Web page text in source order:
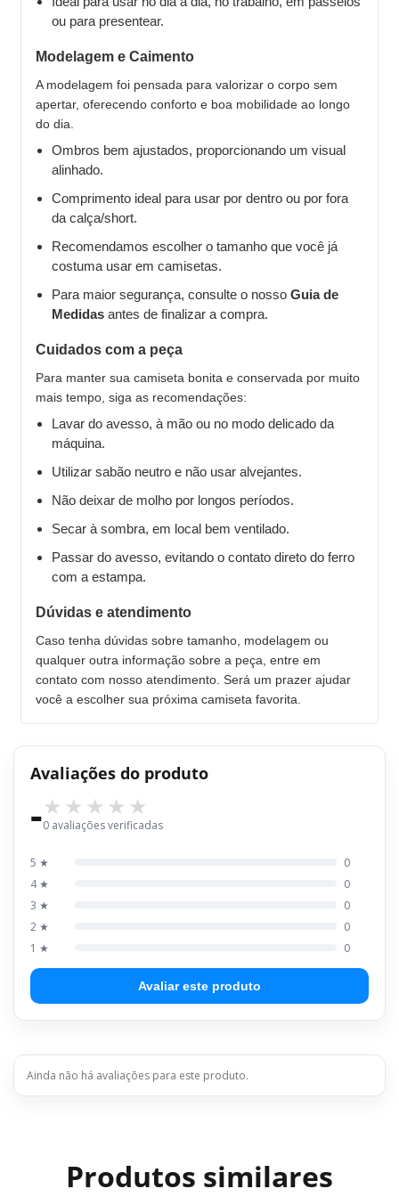
ou para presentear.
Modelagem e Caimento
A modelagem foi pensada para valorizar o corpo sem
apertar, oferecendo conforto e boa mobilidade ao longo
do dia.
Ombros bem ajustados, proporcionando um visual
alinhado.
Comprimento ideal para usar por dentro ou por fora
da calça/short.
Recomendamos escolher o tamanho que você já
costuma usar em camisetas.
Para maior segurança, consulte o nosso Guia de
Medidas antes de finalizar a compra.
Cuidados com a peça
Para manter sua camiseta bonita e conservada por muito
mais tempo, siga as recomendações:
Lavar do avesso, à mão ou no modo delicado da
máquina.
Utilizar sabão neutro e não usar alvejantes.
Não deixar de molho por longos períodos.
Secar à sombra, em local bem ventilado.
Passar do avesso, evitando o contato direto do ferro
com a estampa.
Dúvidas e atendimento
Caso tenha dúvidas sobre tamanho, modelagem ou
qualquer outra informação sobre a peça, entre em
contato com nosso atendimento. Será um prazer ajudar
você a escolher sua próxima camiseta favorita.
Avaliações do produto
-0 avaliações verificadas
5 ★
0
4 ★
0
3 ★
0
2 ★
0
1 ★
0
Avaliar este produto
Ainda não há avaliações para este produto.
Produtos similares